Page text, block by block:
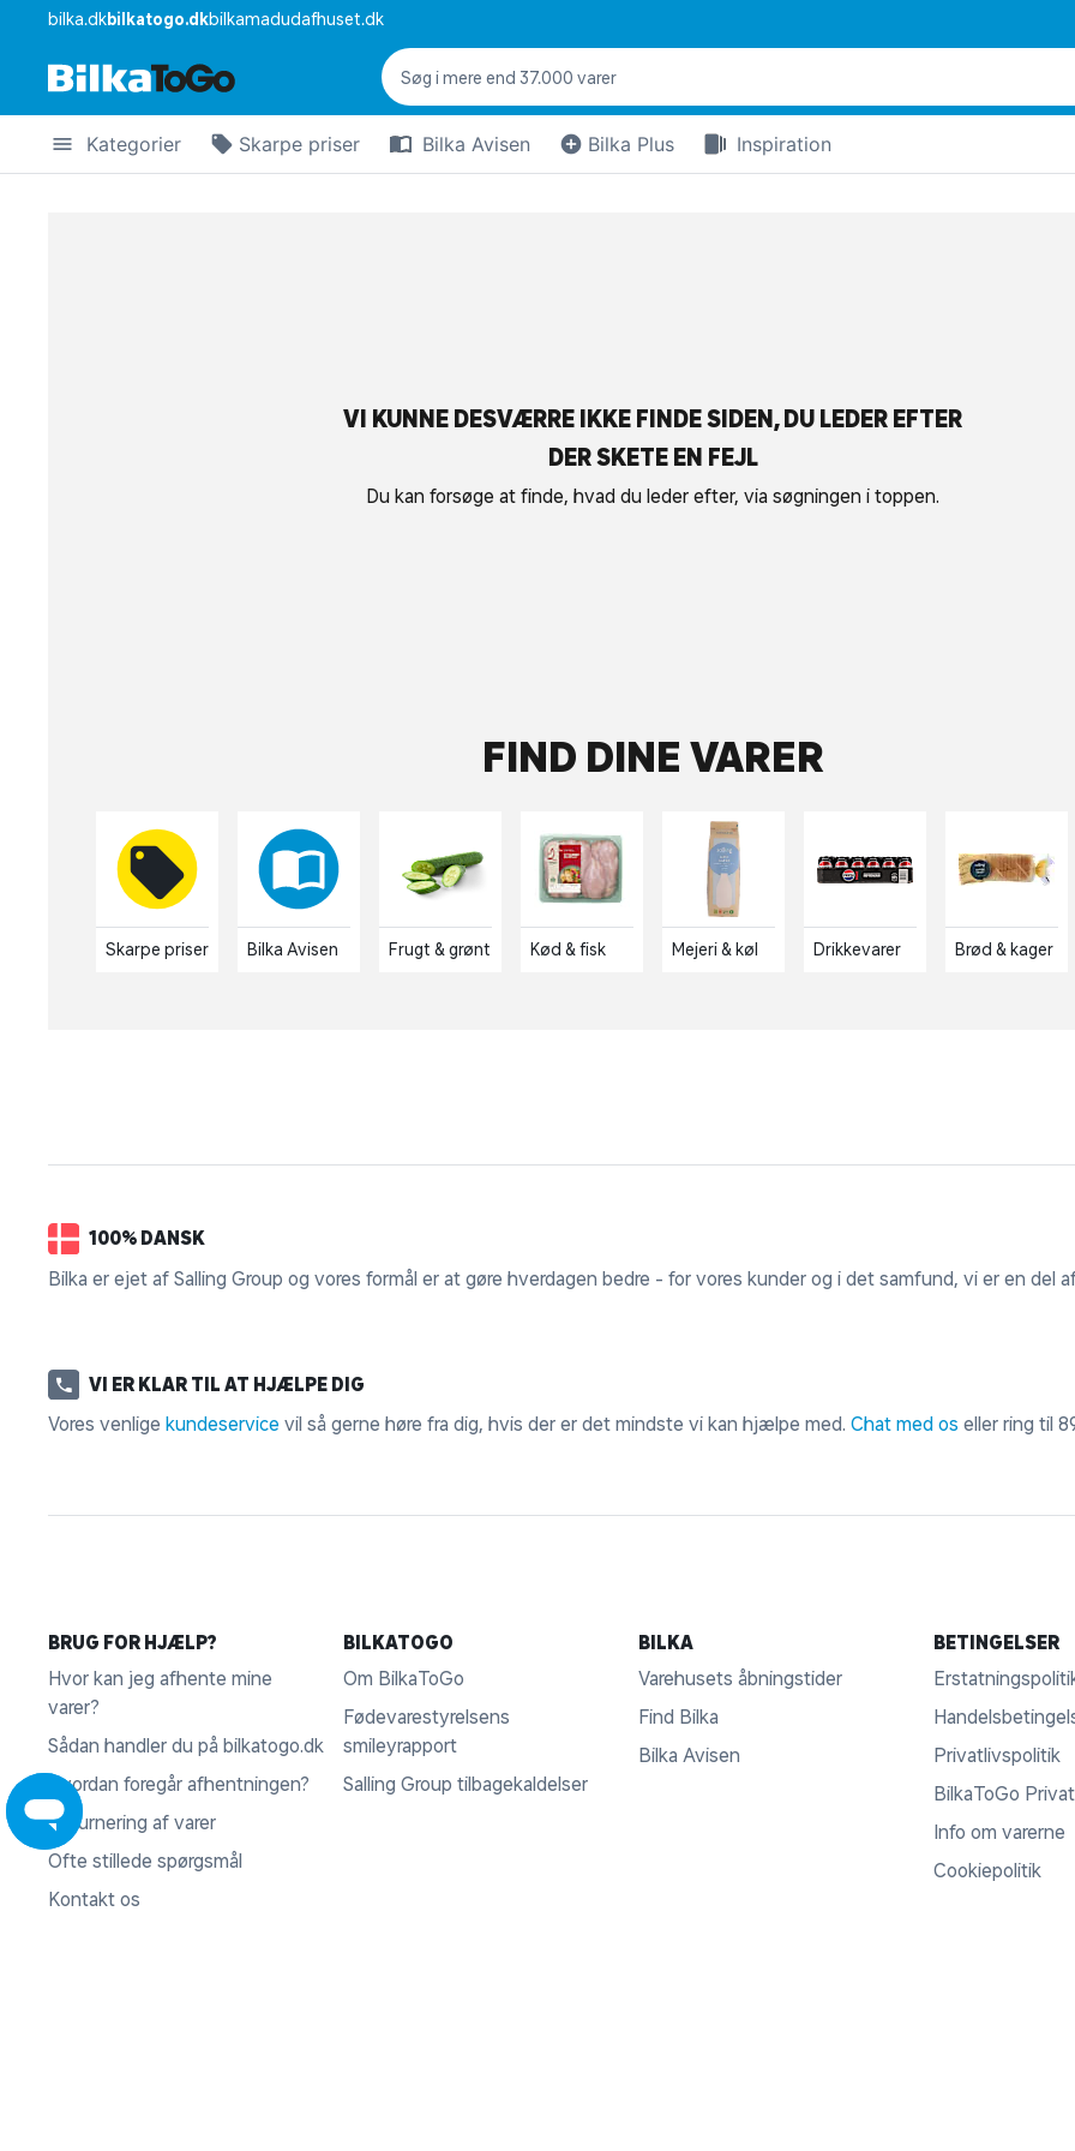
bilka.dkbilkatogo.dkbilkamadudafhuset.dk
Kategorier Skarpe priser Bilka Avisen Bilka Plus Inspiration
VI KUNNE DESVÆRRE IKKE FINDE SIDEN, DU LEDER EFTER
DER SKETE EN FEJL
Du kan forsøge at finde, hvad du leder efter, via søgningen i toppen.
FIND DINE VARER
Skarpe priser Bilka Avisen Frugt & grønt Kød & fisk Mejeri & køl Drikkevarer Brød & kager
100% DANSK
Bilka er ejet af Salling Group og vores formål er at gøre hverdagen bedre - for vores kunder og i det samfund, vi er en del
VI ER KLAR TIL AT HJÆLPE DIG
Vores venlige kundeservice vil så gerne høre fra dig, hvis der er det mindste vi kan hjælpe med. Chat med os eller ring til
BRUG FOR HJÆLP?
Hvor kan jeg afhente mine
varer?
Sådan handler du på bilkatogo.dk
Hvordan foregår afhentningen?
Returnering af varer
Ofte stillede spørgsmål
Kontakt os
BILKATOGO
Om BilkaToGo
Fødevarestyrelsens
smileyrapport
Salling Group tilbagekaldelser
BILKA
Varehusets åbningstider
Find Bilka
Bilka Avisen
BETINGELSER
Privatlivspolitik
BilkaToGo
Info om varerne
Cookiepolitik